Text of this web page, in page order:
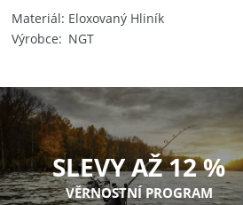
Materiál Eloxovaný Hliník
Výrobce
NGT
SLEVY AŽ 12 %
VĚRNOSTNÍ PROGRAM